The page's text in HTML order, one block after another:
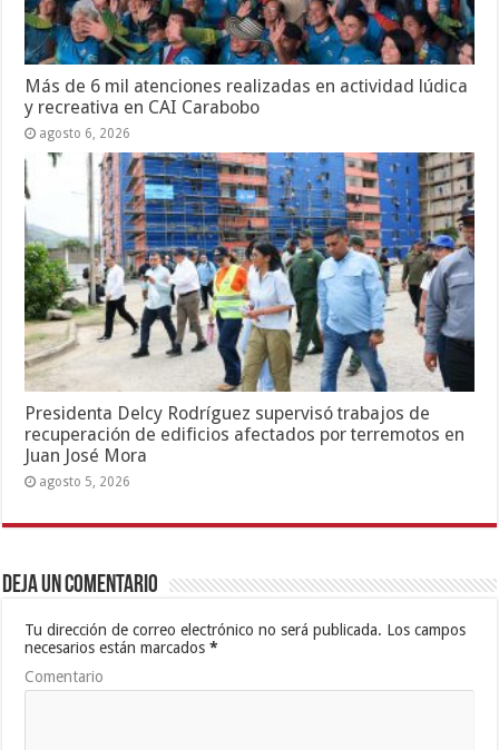
Más de 6 mil atenciones realizadas en actividad lúdica
y recreativa en CAI Carabobo
agosto 6, 2026
Presidenta Delcy Rodríguez supervisó trabajos de
recuperación de edificios afectados por terremotos en
Juan José Mora
agosto 5, 2026
Deja un comentario
Tu dirección de correo electrónico no será publicada. Los campos
necesarios están marcados*
Comentario